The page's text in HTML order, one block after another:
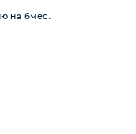
на 6мес.